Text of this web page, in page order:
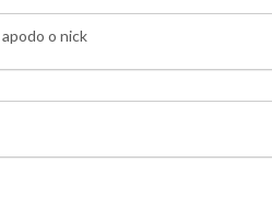
o nick